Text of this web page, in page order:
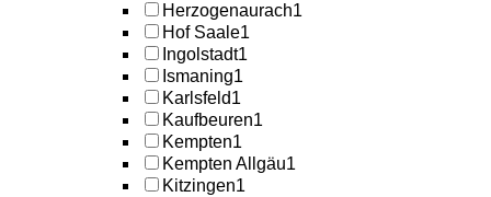
Herzogenaurach1
Hof Saale1
Ingolstadt1
Ismaning1
Karlsfeld1
Kaufbeuren1
Kempten1
Kempten Allgäu1
Kitzingen1